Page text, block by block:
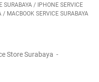
SURABAYA / IPHONE SERVICE
/ MACBOOK SERVICE SURABAYA
Store Surabaya